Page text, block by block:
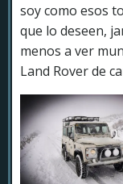
soy como esos
que lo deseen,
menos a ver
Land Rover de